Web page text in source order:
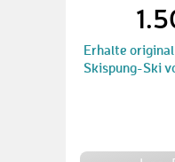
Erhalte
Skispung-Ski